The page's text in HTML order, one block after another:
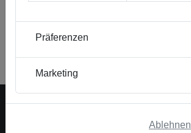
aufzubauen.
Präferenzen
Marketing
Ablehnen